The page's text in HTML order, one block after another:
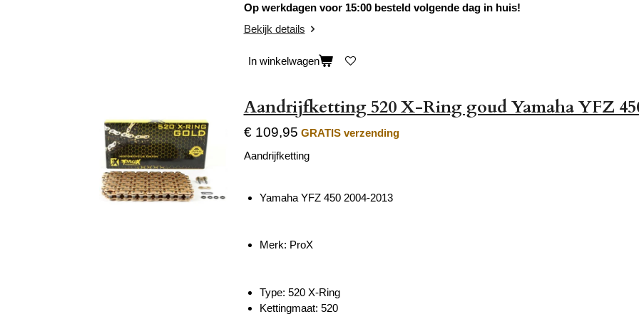
Op werkdagen voor 15:00 besteld volgende dag in huis!
Bekijk details
In winkelwagen
Aandrijfketting 520 X-Ring goud Yamaha YFZ
€ 109,95 GRATIS verzending
Aandrijfketting
Yamaha YFZ 450 2004-2013
Merk: ProX
Type: 520 X-Ring
Kettingmaat: 520